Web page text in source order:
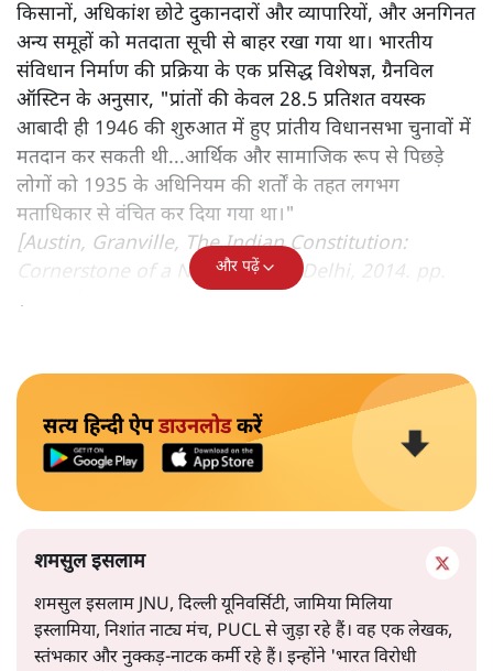
किसानों, अधिकांश छोटे दुकानदारों और व्यापारियों, और अनगिनत
अन्य समूहों को मतदाता सूची से बाहर रखा गया था। भारतीय
संविधान निर्माण की प्रक्रिया के एक प्रसिद्ध विशेषज्ञ, ग्रैनविल
ऑस्टिन के अनुसार, "प्रांतों की केवल 28.5 प्रतिशत वयस्क
आबादी ही 1946 की शुरुआत में हुए प्रांतीय विधानसभा चुनावों में
मतदान कर सकती थी...आर्थिक और सामाजिक रूप से पिछड़े
लोगों को 1935 के अधिनियम की शर्तों के तहत लगभग
मताधिकार से वंचित कर दिया गया था।"
[Austin, Granville, The Indian Constitution:
Cornerstone of a Nation, OUP, Delhi, 2014. pp.
12-13.]
और पढ़ें
सत्य हिन्दी ऐपडाउनलोडकरें
शमसुल इसलाम
शमसुल इसलाम JNU, दिल्ली यूनिवर्सिटी, जामिया मिलिया
इस्लामिया, निशांत नाट्य मंच, PUCL से जुड़ा रहे हैं। वह एक लेखक,
स्तंभकार और नुक्कड़-नाटक कर्मी रहे हैं। इन्होंने 'भारत विरोधी